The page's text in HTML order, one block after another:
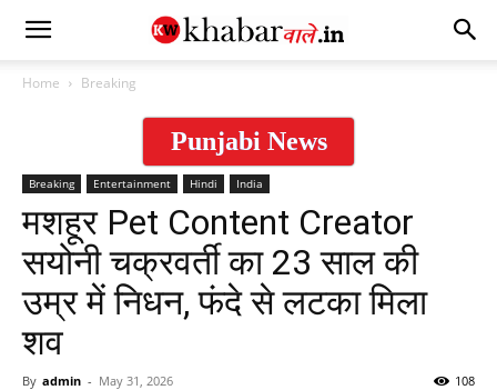
Home Breaking
Punjabi News
Breaking Entertainment Hindi India
मशहूर Pet Content Creator
सयोनी चक्रवर्ती का 23 साल की
उम्र में निधन, फंदे से लटका मिला
शव
By admin - May 31, 2026 108